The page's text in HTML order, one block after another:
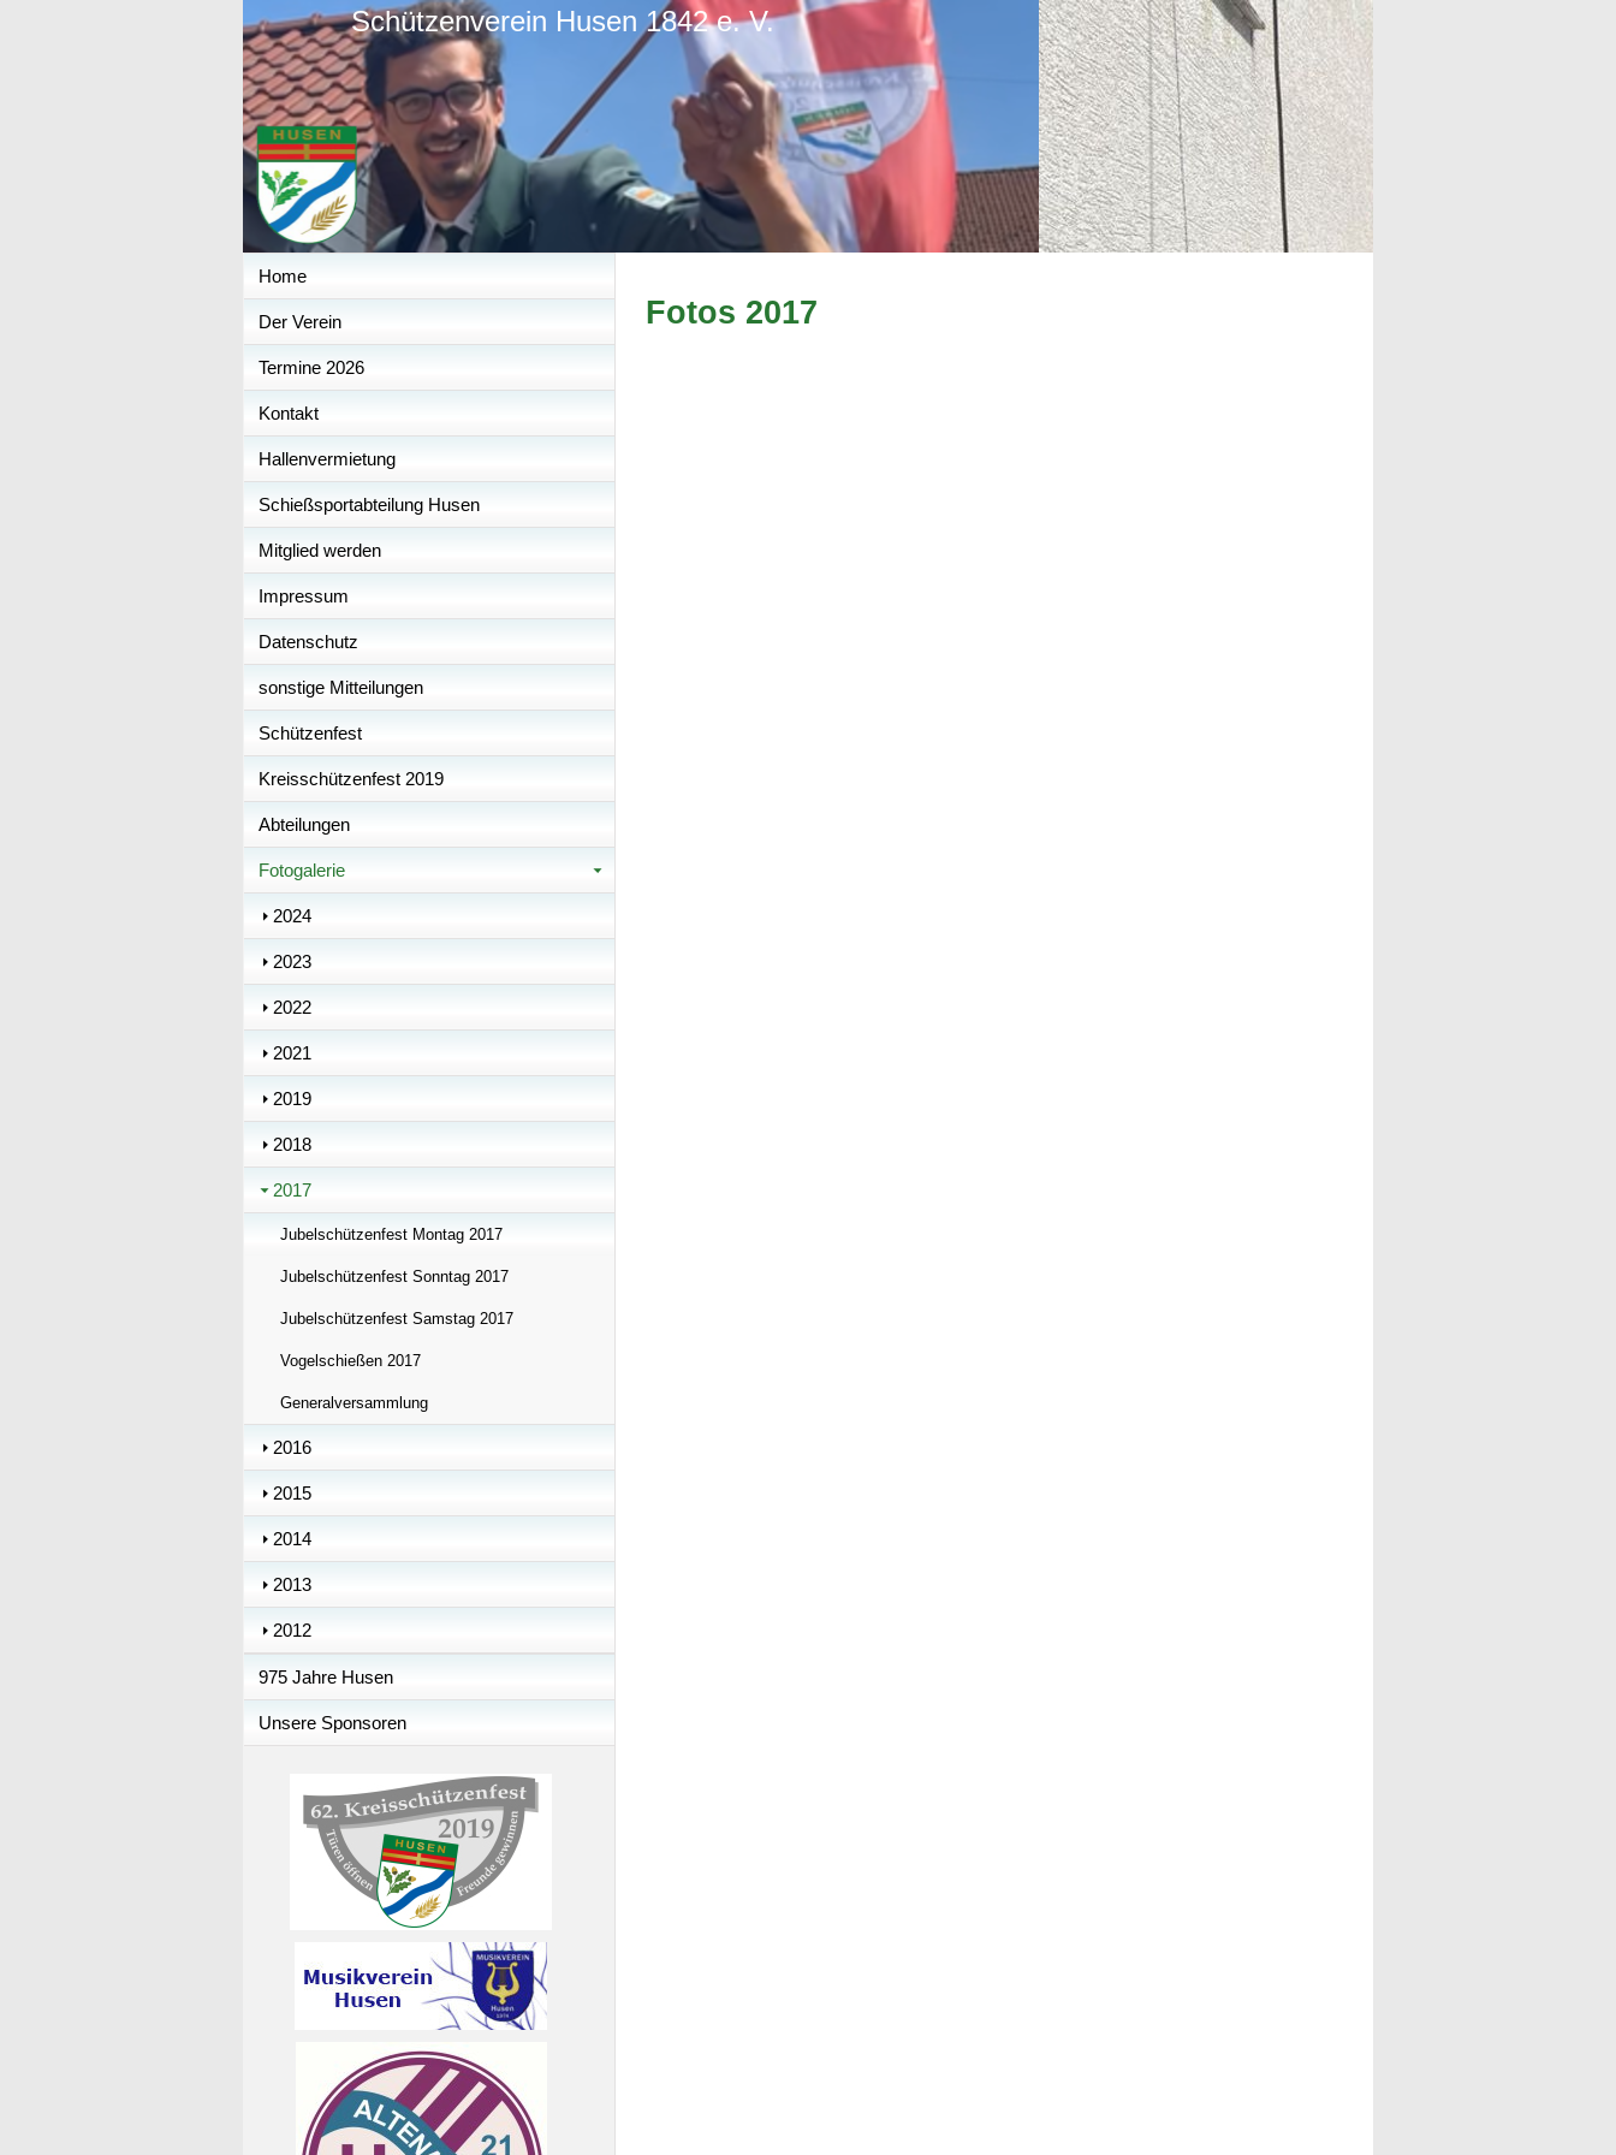
Schützenverein Husen 1842 e. V.
Home
Der Verein
Termine 2026
Kontakt
Hallenvermietung
Schießsportabteilung Husen
Mitglied werden
Impressum
Datenschutz
sonstige Mitteilungen
Schützenfest
Kreisschützenfest 2019
Abteilungen
Fotogalerie
2024
2023
2022
2021
2019
2018
2017
Jubelschützenfest Montag 2017
Jubelschützenfest Sonntag 2017
Jubelschützenfest Samstag 2017
Vogelschießen 2017
Generalversammlung
2016
2015
2014
2013
2012
975 Jahre Husen
Unsere Sponsoren
Fotos 2017